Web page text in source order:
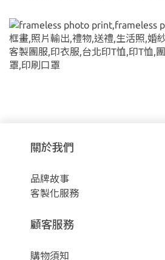
關於我們
品牌故事
客製化服務
顧客服務
購物須知